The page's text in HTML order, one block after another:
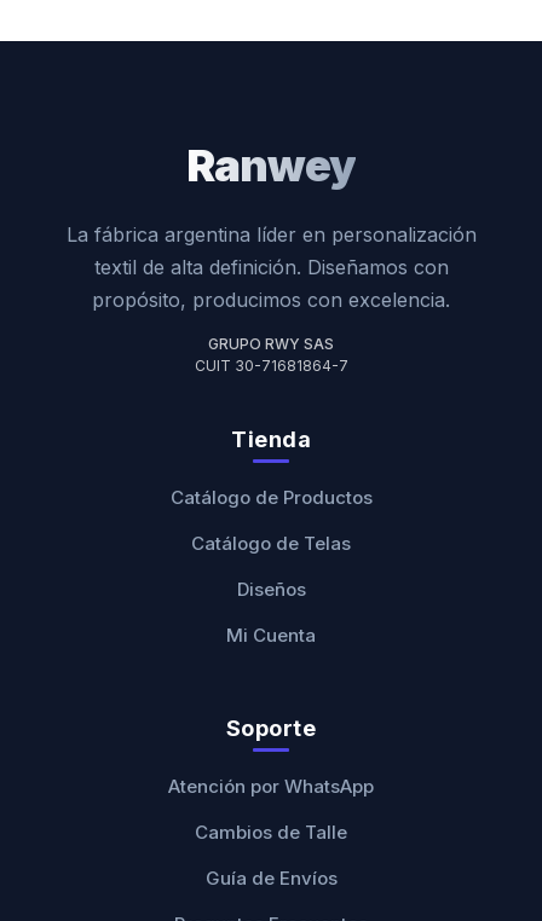
Ranwey
La fábrica argentina líder en personalización
textil de alta definición. Diseñamos con
propósito, producimos con excelencia.
GRUPO RWY SAS
CUIT 30-71681864-7
Tienda
Catálogo de Productos
Catálogo de Telas
Diseños
Mi Cuenta
Soporte
Atención por WhatsApp
Cambios de Talle
Guía de Envíos